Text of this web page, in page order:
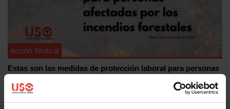
Acción Sindical
Estas son las medidas de protección laboral para personas
30 JULIO, 2026